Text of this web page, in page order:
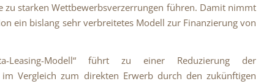
zu starken Wettbewerbsverzerrungen führen. Damit nimmt
ein bislang sehr verbreitetes Modell zur Finanzierung von
Leasing-Modell“ führt zu einer Reduzierung der
im Vergleich zum direkten Erwerb durch den zukünftigen